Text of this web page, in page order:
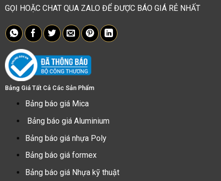
GỌI HOẶC CHAT QUA ZALO ĐỂ ĐƯỢC BÁO GIÁ RẺ NHẤT
Bảng Giá Tất Cả Các Sản Phẩm
Bảng báo giá Mica
Bảng báo giá Aluminium
Bảng báo giá nhựa Poly
Bảng báo giá formex
Bảng báo giá Nhựa kỹ thuật